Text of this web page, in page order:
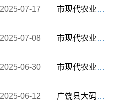
2025-07-17 市现代农业示范区组织开展安全普法宣传进家庭系列活动
2025-07-08 市现代农业示范区组织开展安全普法宣传进家庭活动
2025-06-30 市现代农业示范区组织开展安全宣传进家庭活动
2025-06-12 广饶县大码头镇西刘桥幼儿园召开校车安全专题会议